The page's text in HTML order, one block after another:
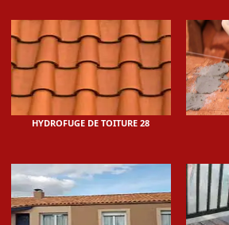
HYDROFUGE DE TOITURE 28